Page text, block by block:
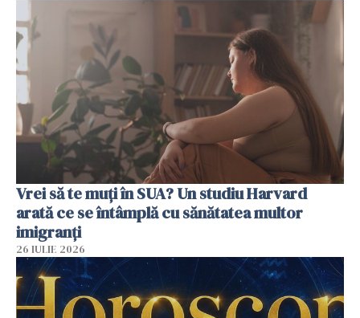
Vrei să te muți în SUA? Un studiu Harvard
arată ce se întâmplă cu sănătatea multor
imigranți
26 IULIE 2026